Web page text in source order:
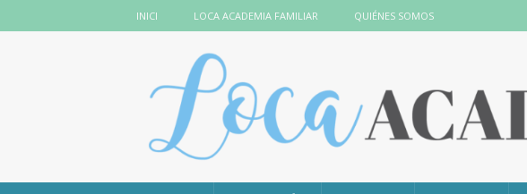
INICI LOCA ACADEMIA FAMILIAR QUIÉNES SOMOS